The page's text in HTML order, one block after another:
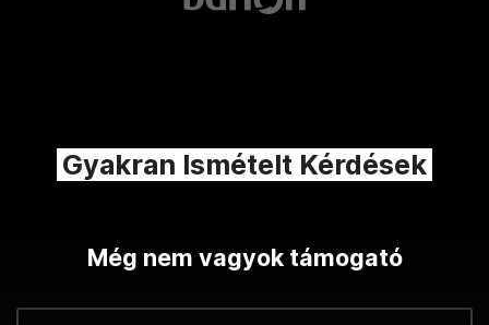
Gyakran Ismételt Kérdések
Még nem vagyok támogató